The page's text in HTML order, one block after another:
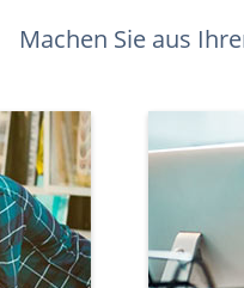
Machen Sie aus